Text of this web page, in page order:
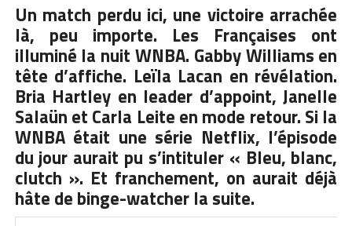
Un match perdu ici, une victoire arrachée
là, peu importe. Les Françaises ont
illuminé la nuit WNBA. Gabby Williams en
tête d’affiche. Leïla Lacan en révélation.
Bria Hartley en leader d’appoint, Janelle
Salaün et Carla Leite en mode retour. Si la
WNBA était une série Netflix, l’épisode
du jour aurait pu s’intituler « Bleu, blanc,
clutch ». Et franchement, on aurait déjà
hâte de binge-watcher la suite.